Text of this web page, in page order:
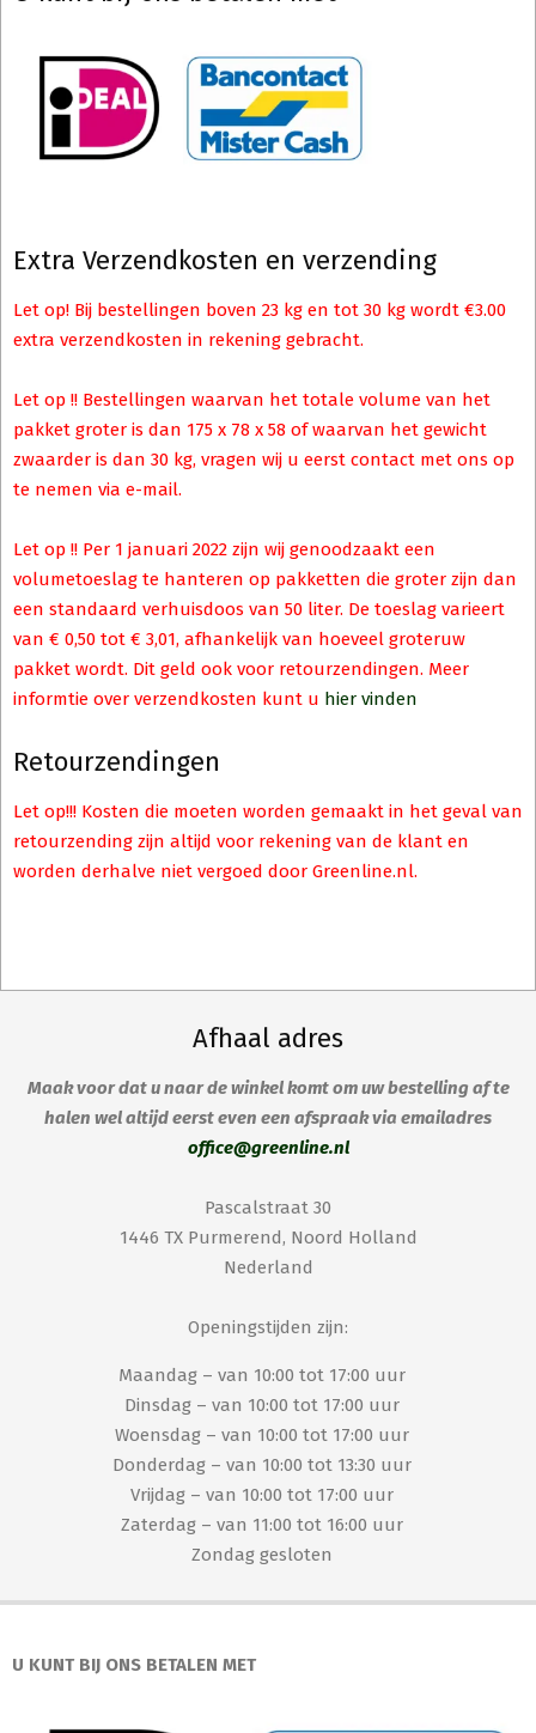
Extra Verzendkosten en verzending
Let op! Bij bestellingen boven 23 kg en tot 30 kg wordt €3.00
extra verzendkosten in rekening gebracht.
Let op !! Bestellingen waarvan het totale volume van het
pakket groter is dan 175 x 78 x 58 of waarvan het gewicht
zwaarder is dan 30 kg, vragen wij u eerst contact met ons op
te nemen via e-mail.
Let op !! Per 1 januari 2022 zijn wij genoodzaakt een
volumetoeslag te hanteren op pakketten die groter zijn dan
een standaard verhuisdoos van 50 liter. De toeslag varieert
van € 0,50 tot € 3,01, afhankelijk van hoeveel groteruw
pakket wordt. Dit geld ook voor retourzendingen. Meer
informtie over verzendkosten kunt u hier vinden
Retourzendingen
Let op!!! Kosten die moeten worden gemaakt in het geval van
retourzending zijn altijd voor rekening van de klant en
worden derhalve niet vergoed door Greenline.nl.
Afhaal adres
Maak voor dat u naar de winkel komt om uw bestelling af te
halen wel altijd eerst even een afspraak via emailadres
office@greenline.nl
Pascalstraat 30
1446 TX Purmerend, Noord Holland
Nederland
Openingstijden zijn:
Maandag – van 10:00 tot 17:00 uur
Dinsdag – van 10:00 tot 17:00 uur
Woensdag – van 10:00 tot 17:00 uur
Donderdag – van 10:00 tot 13:30 uur
Vrijdag – van 10:00 tot 17:00 uur
Zaterdag – van 11:00 tot 16:00 uur
Zondag gesloten
U KUNT BIJ ONS BETALEN MET